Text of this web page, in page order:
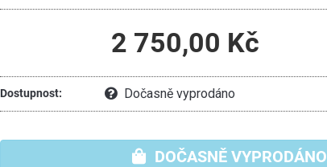
2 750,00 Kč
Dostupnost: Dočasně vyprodáno
DOČASNĚ VYPRODÁNO